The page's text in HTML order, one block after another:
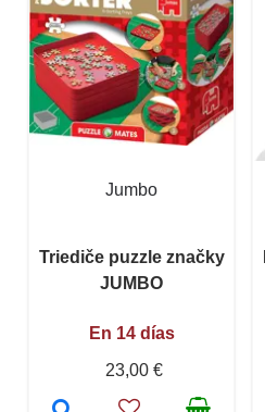
Jumbo
Triediče puzzle značky
JUMBO
En 14 días
23,00 €